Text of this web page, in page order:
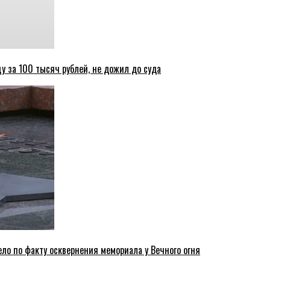
за 100 тысяч рублей, не дожил до суда
по факту осквернения мемориала у Вечного огня